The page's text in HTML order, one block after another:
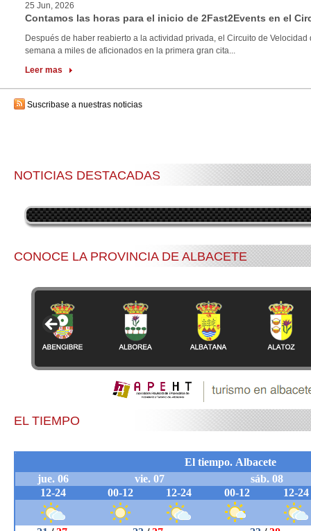
25 Jun, 2026
Contamos las horas para el inicio de 2Fast2Events en el
Después de haber reabierto a la actividad privada, el Circuito de Velocidad
semana a miles de aficionados en la primera gran cita...
Leer mas
Suscribase a nuestras noticias
NOTICIAS DESTACADAS
CONOCE LA PROVINCIA DE ALBACETE
EL TIEMPO